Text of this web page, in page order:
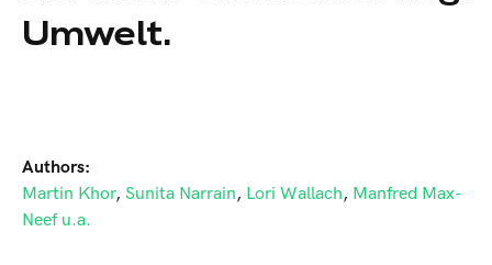
Umwelt.
Authors:
Martin Khor, Sunita Narrain, Lori Wallach, Manfred Max-
Neef u.a.